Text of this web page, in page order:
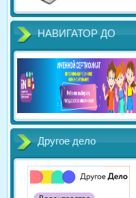
НАВИГАТОР ДО
Другое дело